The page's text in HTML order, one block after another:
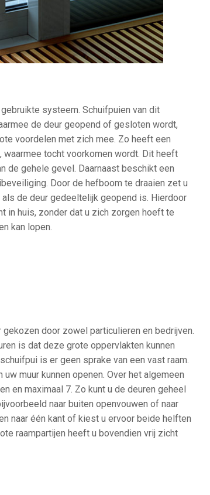
systeem. Schuifpuien van dit
de deur geopend of gesloten wordt,
voordelen met zich mee. Zo heeft een
tocht voorkomen wordt. Dit heeft
gehele gevel. Daarnaast beschikt een
Door de hefboom te draaien zet u
de deur gedeeltelijk geopend is. Hierdoor
in huis, zonder dat u zich zorgen hoeft te
kan lopen.
door zowel particulieren en bedrijven.
is dat deze grote oppervlakten kunnen
is er geen sprake van een vast raam.
muur kunnen openen. Over het algemeen
en maximaal 7. Zo kunt u de deuren geheel
naar buiten openvouwen of naar
naar één kant of kiest u ervoor beide helften
raampartijen heeft u bovendien vrij zicht